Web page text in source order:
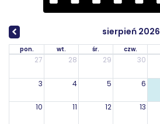
sierpień 2026
pon. wt. śr. czw.
27 28 29 30
3 4 5 6
10 11 12 13